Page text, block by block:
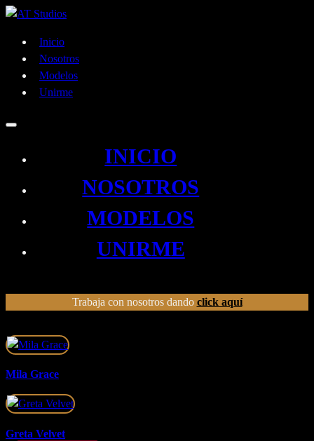
Inicio
Nosotros
Modelos
Unirme
INICIO
NOSOTROS
MODELOS
UNIRME
Trabaja con nosotros dando click aquí
Mila Grace
Greta Velvet